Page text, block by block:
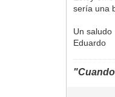
sería una
Un saludo
Eduardo